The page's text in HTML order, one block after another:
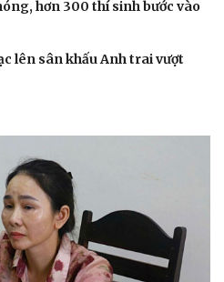
hơn 300 thí sinh bước vào
lên sân khấu Anh trai vượt